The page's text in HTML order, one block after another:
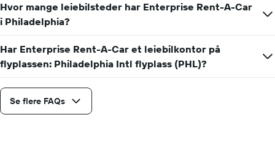
Hvor mange leiebilsteder har Enterprise Rent-A-Car
i Philadelphia?
Har Enterprise Rent-A-Car et leiebilkontor på
flyplassen: Philadelphia Intl flyplass (PHL)?
Se flere FAQs